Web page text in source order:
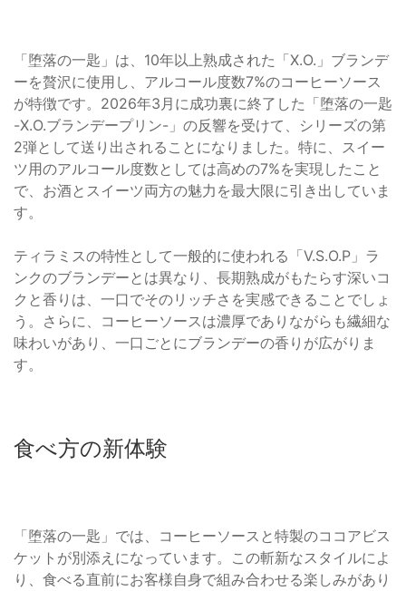
「堕落の一匙」は、10年以上熟成された「X.O.」ブランデ
ーを贅沢に使用し、アルコール度数7%のコーヒーソース
が特徴です。2026年3月に成功裏に終了した「堕落の一匙
-X.O.ブランデープリン-」の反響を受けて、シリーズの第
2弾として送り出されることになりました。特に、スイー
ツ用のアルコール度数としては高めの7%を実現したこと
で、お酒とスイーツ両方の魅力を最大限に引き出していま
す。
ティラミスの特性として一般的に使われる「V.S.O.P」ラ
ンクのブランデーとは異なり、長期熟成がもたらす深いコ
クと香りは、一口でそのリッチさを実感できることでしょ
う。さらに、コーヒーソースは濃厚でありながらも繊細な
味わいがあり、一口ごとにブランデーの香りが広がりま
す。
食べ方の新体験
「堕落の一匙」では、コーヒーソースと特製のココアビス
ケットが別添えになっています。この斬新なスタイルによ
り、食べる直前にお客様自身で組み合わせる楽しみがあり